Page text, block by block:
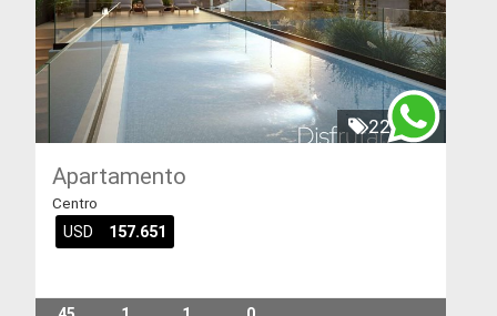
229444
Apartamento
Centro
USD 157.651